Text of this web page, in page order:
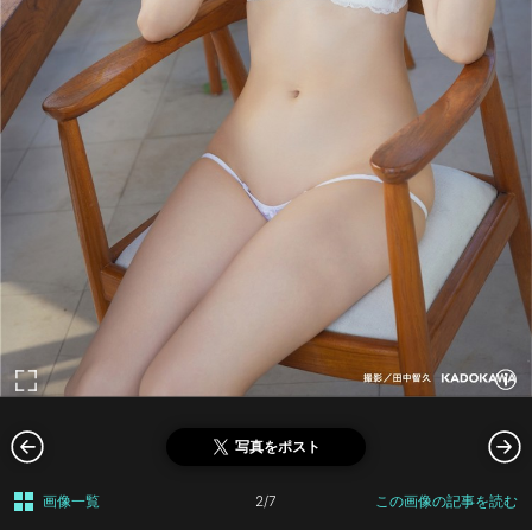
写真をポスト
画像一覧 2/7 この画像の記事を読む